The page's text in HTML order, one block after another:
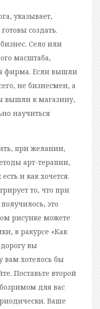
указывает,
создать.
Село или
масштаба,
фирма. Если вышли
не бизнесмен, а
вышли к магазину,
научиться
при желании,
арт-терапии,
и как хочется.
то, что при
это
рисунке можете
в ракурсе «Как
вы
вам хотелось бы
Поставьте второй
для вас
Ваше